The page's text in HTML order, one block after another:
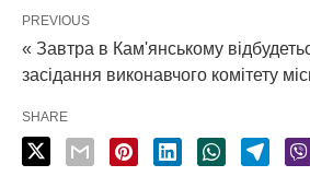
PREVIOUS
« Завтра в Кам'янському
засідання виконавчого комітету
SHARE